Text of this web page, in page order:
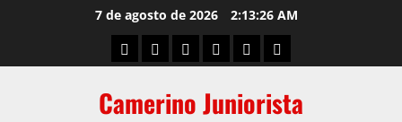
7 de agosto de 2026 2:13:27 AM
Camerino Juniorista